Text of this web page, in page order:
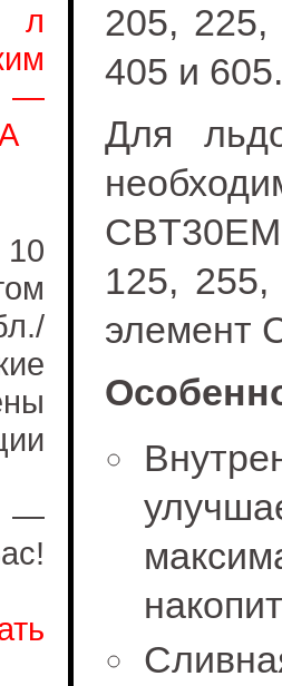
л
—
205,
405 и 605.
Для
125,
элемент